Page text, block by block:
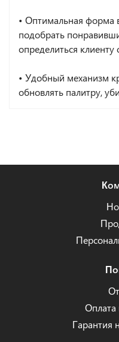
• Оптимальная форма
подобрать
определиться
• Удобный механизм
обновлять палитру,
Оплата
Гарантия